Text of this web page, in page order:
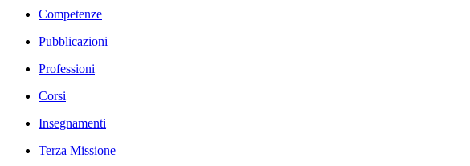
Competenze
Pubblicazioni
Professioni
Corsi
Insegnamenti
Terza Missione